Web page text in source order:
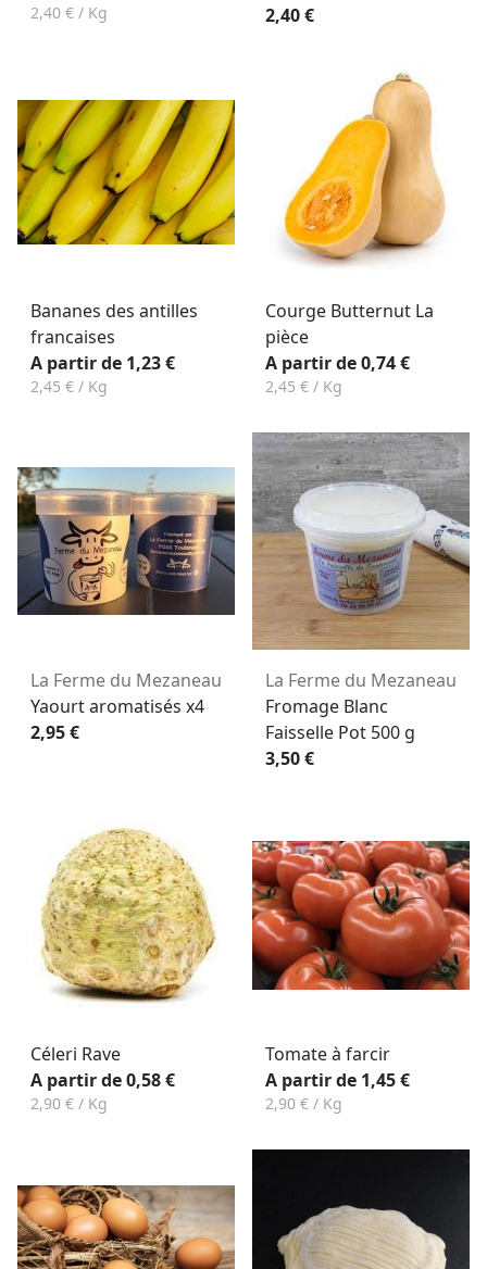
2,40 € / Kg
2,40 €
Bananes des antilles
francaises
A partir de 1,23 €
2,45 € / Kg
Courge Butternut La
pièce
A partir de 0,74 €
2,45 € / Kg
La Ferme du Mezaneau
Yaourt aromatisés x4
2,95 €
La Ferme du Mezaneau
Fromage Blanc
Faisselle Pot 500 g
3,50 €
Céleri Rave
A partir de 0,58 €
2,90 € / Kg
Tomate à farcir
A partir de 1,45 €
2,90 € / Kg